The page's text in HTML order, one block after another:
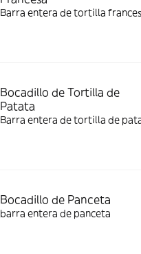
Barra entera de tortilla
Bocadillo de Tortilla de
Patata
Barra entera de tortilla de
Bocadillo de Panceta
barra entera de panceta